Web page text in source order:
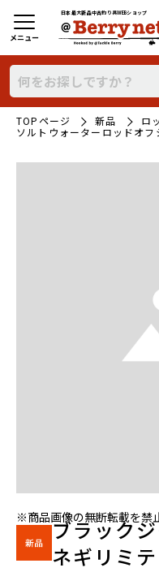
日本最大新品中古釣り具WEBショップ
メニュー
TOPページ 新品
ロ
ソルトウォーターロッドオフ
※商品画像の無断転載を禁
ブラック
ネギリミ